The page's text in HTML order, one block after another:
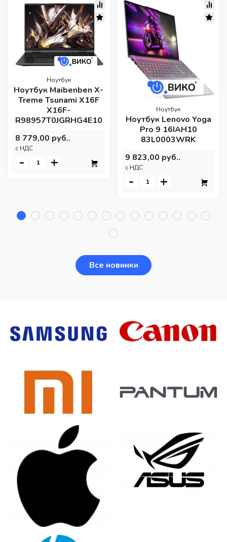
Ноутбук
Ноутбук Maibenben X-
Treme Tsunami X16F
X16F-
R98957T0JGRHG4E10
8 779,00 руб..
c НДС
- +
Ноутбук
Ноутбук Lenovo Yoga
Pro 9 16IAH10
83L0003WRK
9 823,00 руб..
c НДС
- +
Все новинки